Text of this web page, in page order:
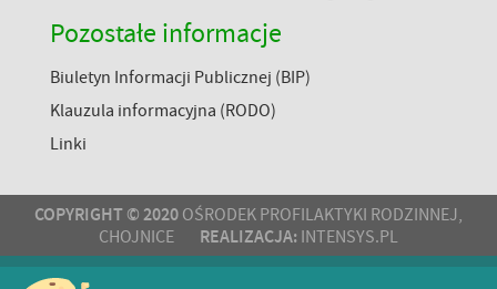
Pozostałe informacje
Biuletyn Informacji Publicznej (BIP)
Klauzula informacyjna (RODO)
Linki
COPYRIGHT © 2020 OŚRODEK PROFILAKTYKI RODZINNEJ,
CHOJNICE
REALIZACJA: INTENSYS.PL